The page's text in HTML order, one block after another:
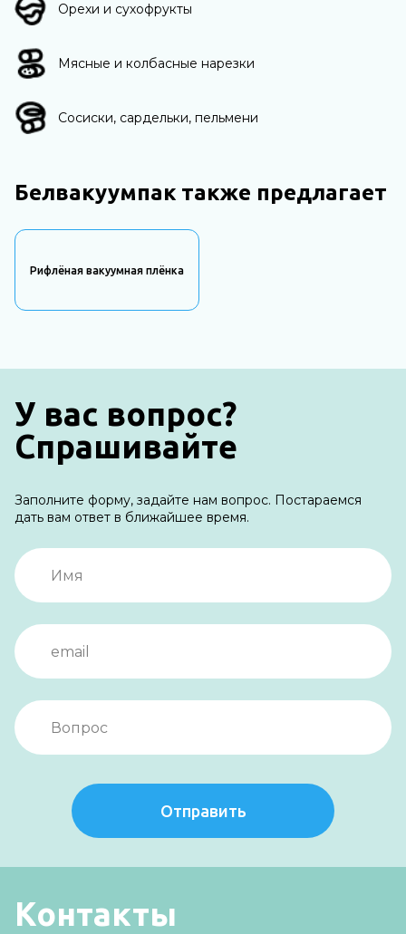
Орехи и сухофрукты
Мясные и колбасные нарезки
Сосиски, сардельки, пельмени
Белвакуумпак также предлагает
Рифлёная вакуумная плёнка
У вас вопрос?
Спрашивайте
Заполните форму, задайте нам вопрос. Постараемся
дать вам ответ в ближайшее время.
Отправить
Контакты